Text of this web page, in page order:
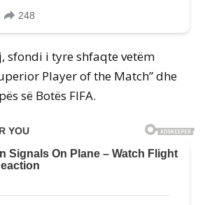
sfondi i tyre shfaqte vetëm
Player of the Match” dhe
së Botës FIFA.